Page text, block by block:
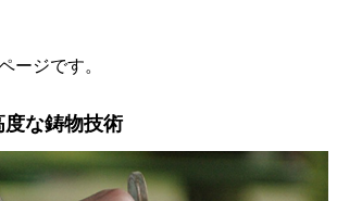
ージです。
な鋳物技術